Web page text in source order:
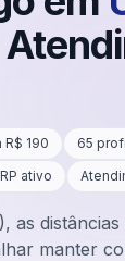
R$ 190 65
ativo
as
manter